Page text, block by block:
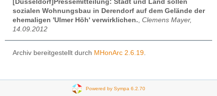
[Düsseldorf]Pressemitteilung: Stadt und Land sollen
sozialen Wohnungsbau in Derendorf auf dem Gelände der
ehemaligen 'Ulmer Höh' verwirklichen. Clemens Mayer,
14.09.2012
Archiv bereitgestellt durch MHonArc 2.6.19
Powered by Sympa 6.2.70